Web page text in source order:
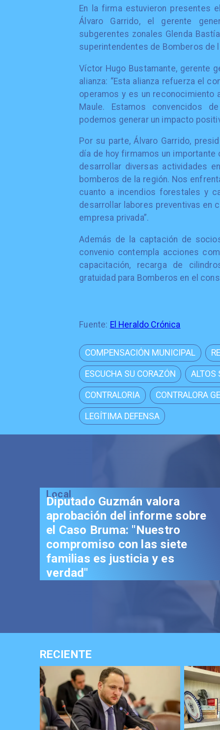
En la firma estuvieron presentes
Álvaro Garrido, el gerente
subgerentes zonales Glenda
superintendentes de Bomberos de
Víctor Hugo Bustamante, gerente
alianza: “Esta alianza refuerza el
operamos y es un reconocimiento
Maule. Estamos convencidos
podemos generar un impacto
Por su parte, Álvaro Garrido,
día de hoy firmamos un
desarrollar diversas actividades
bomberos de la región. Nos
cuanto a incendios forestales y
desarrollar labores preventivas en
empresa privada”.
Además de la captación de
convenio contempla acciones
capacitación, recarga de
gratuidad para Bomberos en el
Fuente: El Heraldo Crónica
COMPENSACIÓN MUNICIPAL
ESCUCHA SU CORAZÓN ALTOS
CONTRALORIA CONTRALORA
LEGÍTIMA DEFENSA
Local
Diputado Guzmán valora
aprobación del informe sobre
el Caso Bruma: "Nuestro
compromiso con las siete
familias es justicia y es
verdad"
RECIENTE